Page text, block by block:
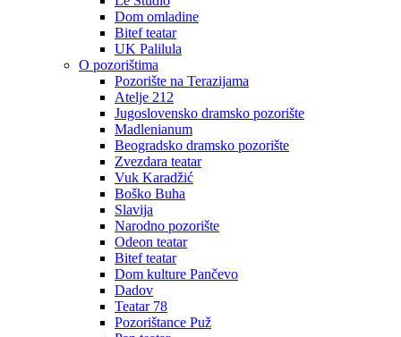
Dom omladine
Bitef teatar
UK Palilula
O pozorištima
Pozorište na Terazijama
Atelje 212
Jugoslovensko dramsko pozorište
Madlenianum
Beogradsko dramsko pozorište
Zvezdara teatar
Vuk Karadžić
Boško Buha
Slavija
Narodno pozorište
Odeon teatar
Bitef teatar
Dom kulture Pančevo
Dadov
Teatar 78
Pozorištance Puž